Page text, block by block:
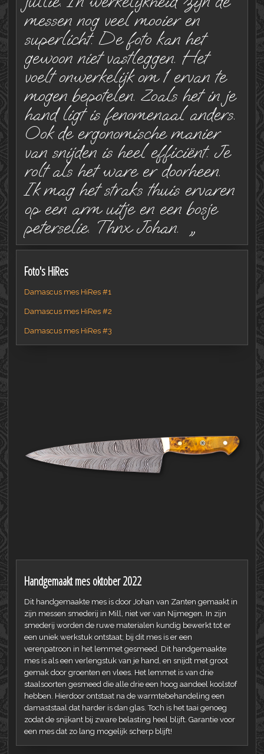
messen nog veel mooier en
superlicht. De foto kan het
gewoon niet vastleggen. Het
voelt onwerkelijk om 1 ervan te
mogen bepotelen. Zoals het in je
hand ligt is fenomenaal anders.
Ook de ergonomische manier
van snijden is heel efficiënt. Je
rolt als het ware er doorheen.
Ik mag het straks thuis ervaren
op een arm uitje en een bosje
peterselie. Thnx Johan. „
Foto's HiRes
Damascus mes HiRes #1
Damascus mes HiRes #2
Damascus mes HiRes #3
Handgemaakt mes oktober 2022
Dit handgemaakte mes is door Johan van Zanten gemaakt in
zijn messen smederij in Mill, niet ver van Nijmegen. In zijn
smederij worden de ruwe materialen kundig bewerkt tot er
een uniek werkstuk ontstaat; bij dit mes is er een
verenpatroon in het lemmet gesmeed. Dit handgemaakte
mes is als een verlengstuk van je hand, en snijdt met groot
gemak door groenten en vlees. Het lemmet is van drie
staalsoorten gesmeed die alle drie een hoog aandeel koolstof
hebben. Hierdoor ontstaat na de warmtebehandeling een
damaststaal dat harder is dan glas. Toch is het taai genoeg
zodat de snijkant bij zware belasting heel blijft. Garantie voor
een mes dat zo lang mogelijk scherp blijft!